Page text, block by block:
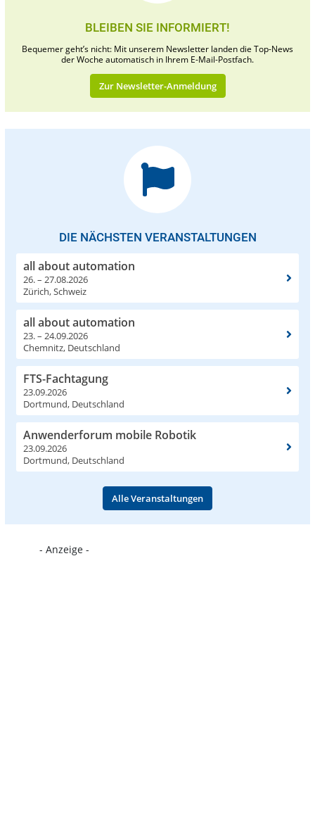
BLEIBEN SIE INFORMIERT!
Bequemer geht’s nicht: Mit unserem Newsletter landen die Top-News
der Woche automatisch in Ihrem E-Mail-Postfach.
Zur Newsletter-Anmeldung
DIE NÄCHSTEN VERANSTALTUNGEN
all about automation
26. – 27.08.2026
Zürich, Schweiz
all about automation
23. – 24.09.2026
Chemnitz, Deutschland
FTS-Fachtagung
23.09.2026
Dortmund, Deutschland
Anwenderforum mobile Robotik
23.09.2026
Dortmund, Deutschland
Alle Veranstaltungen
- Anzeige -